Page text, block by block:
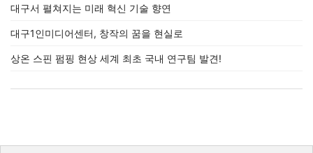
대구서 펼쳐지는 미래 혁신 기술 향연
대구1인미디어센터, 창작의 꿈을 현실로
상온 스핀 펌핑 현상 세계 최초 국내 연구팀 발견!